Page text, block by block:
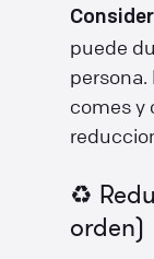
puede
comes y
♻️
orden)